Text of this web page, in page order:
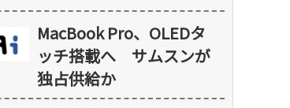
MacBook Pro、OLEDタ
ッチ搭載へ サムスンが
独占供給か